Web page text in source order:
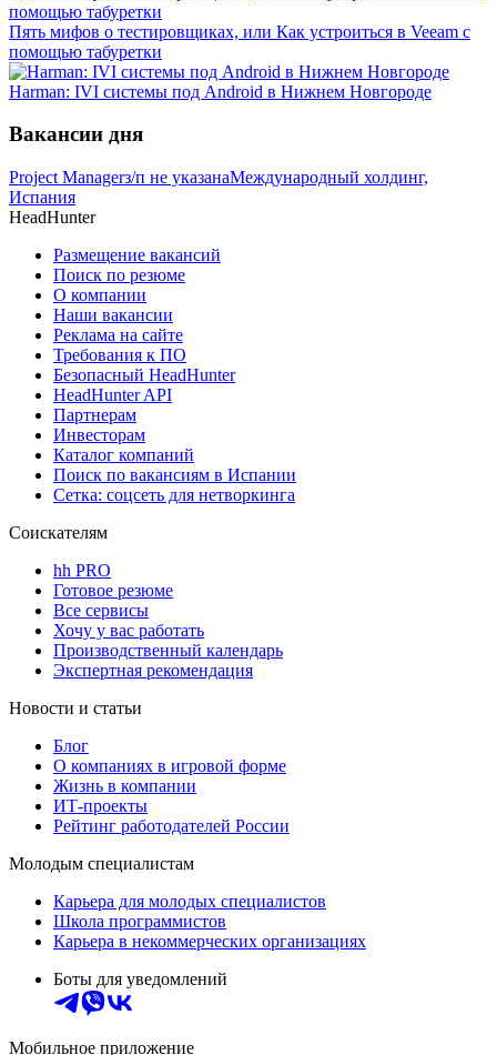
Пять мифов о тестировщиках, или Как устроиться в Veeam с
помощью табуретки
Harman: IVI системы под Android в Нижнем Новгороде
Вакансии дня
Project Managerз/п не указанаМеждународный холдинг,
Испания
HeadHunter
Размещение вакансий
Поиск по резюме
О компании
Наши вакансии
Реклама на сайте
Требования к ПО
Безопасный HeadHunter
HeadHunter API
Партнерам
Инвесторам
Каталог компаний
Поиск по вакансиям в Испании
Сетка: соцсеть для нетворкинга
Соискателям
hh PRO
Готовое резюме
Все сервисы
Хочу у вас работать
Производственный календарь
Экспертная рекомендация
Новости и статьи
Блог
О компаниях в игровой форме
Жизнь в компании
ИТ-проекты
Рейтинг работодателей России
Молодым специалистам
Карьера для молодых специалистов
Школа программистов
Карьера в некоммерческих организациях
Боты для уведомлений
Мобильное приложение